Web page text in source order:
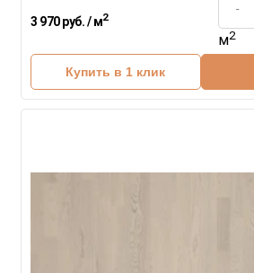
3 970 руб. / м2
м2
Купить в 1 клик